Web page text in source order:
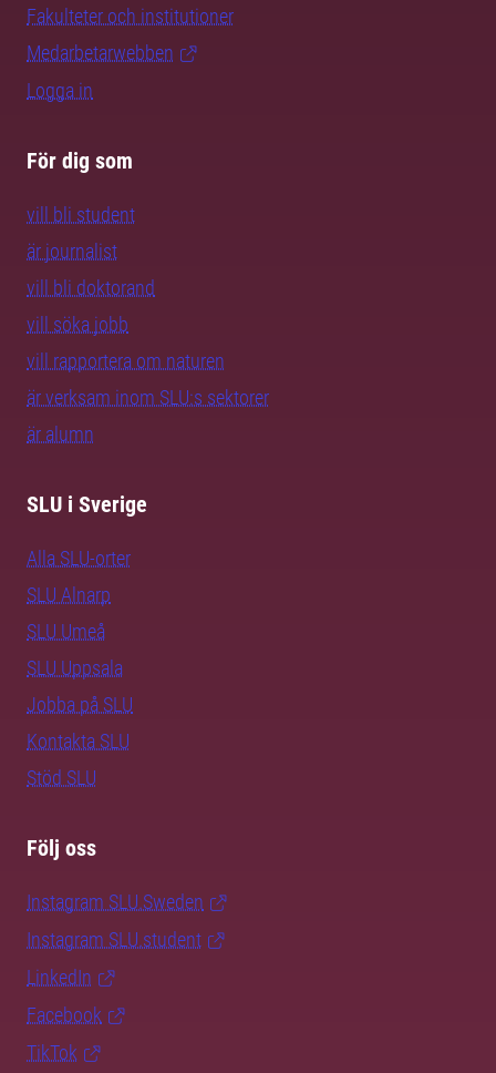
Fakulteter och institutioner
Medarbetarwebben
Logga in
För dig som
vill bli student
är journalist
vill bli doktorand
vill söka jobb
vill rapportera om naturen
är verksam inom SLU:s sektorer
är alumn
SLU i Sverige
Alla SLU-orter
SLU Alnarp
SLU Umeå
SLU Uppsala
Jobba på SLU
Kontakta SLU
Stöd SLU
Följ oss
Instagram SLU.Sweden
Instagram SLU.student
LinkedIn
Facebook
TikTok